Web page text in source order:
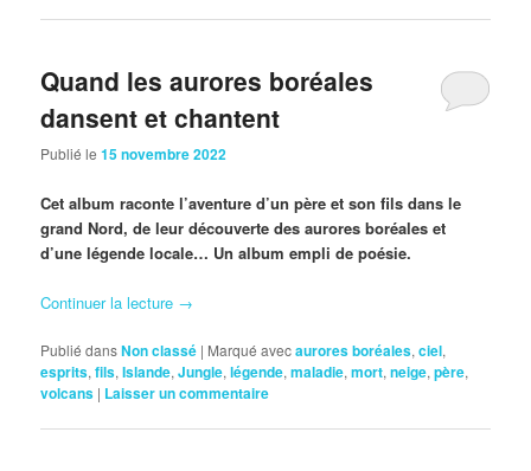
Quand les aurores boréales
dansent et chantent
Publié le15 novembre 2022
Cet album raconte l’aventure d’un père et son fils dans le
grand Nord, de leur découverte des aurores boréales et
d’une légende locale… Un album empli de poésie.
Continuer la lecture →
Publié dansNon classé | Marqué avecaurores boréales,ciel,
esprits,fils,Islande,Jungle,légende,maladie,mort,neige,père,
volcans | Laisser un commentaire